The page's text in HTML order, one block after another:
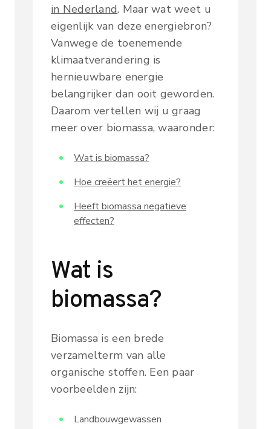
in Nederland. Maar wat weet u
eigenlijk van deze energiebron?
Vanwege de toenemende
klimaatverandering is
hernieuwbare energie
belangrijker dan ooit geworden.
Daarom vertellen wij u graag
meer over biomassa, waaronder:
Wat is biomassa?
Hoe creëert het energie?
Heeft biomassa negatieve
effecten?
Wat is
biomassa?
Biomassa is een brede
verzamelterm van alle
organische stoffen. Een paar
voorbeelden zijn:
Landbouwgewassen